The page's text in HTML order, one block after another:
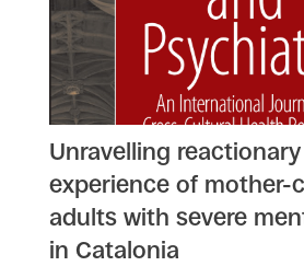
Unravelling
experience of mother-
adults with severe
in Catalonia